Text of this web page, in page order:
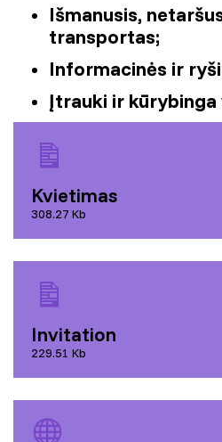
Išmanusis,
transportas;
Informacinės ir
Įtrauki ir kūrybinga
Kvietimas
308.27 Kb
Invitation
229.51 Kb